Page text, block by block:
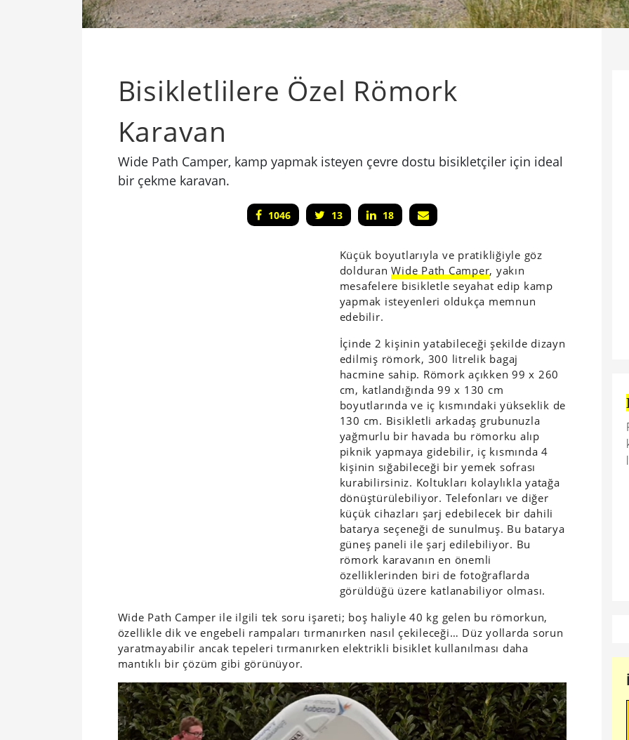
​Bisikletlilere Özel Römork
Karavan
Wide Path Camper, kamp yapmak isteyen çevre dostu bisikletçiler için ideal
bir çekme karavan.
1046 13 18
Küçük boyutlarıyla ve pratikliğiyle göz
dolduranWide Path Camper, yakın
mesafelere bisikletle seyahat edip kamp
yapmak isteyenleri oldukça memnun
edebilir.
İçinde 2 kişinin yatabileceği şekilde dizayn
edilmiş römork, 300 litrelik bagaj
hacmine sahip. Römork açıkken 99 x 260
cm, katlandığında 99 x 130 cm
boyutlarında ve iç kısmındaki yükseklik de
130 cm. Bisikletli arkadaş grubunuzla
yağmurlu bir havada bu römorku alıp
piknik yapmaya gidebilir, iç kısmında 4
kişinin sığabileceği bir yemek sofrası
kurabilirsiniz. Koltukları kolaylıkla yatağa
dönüştürülebiliyor. Telefonları ve diğer
küçük cihazları şarj edebilecek bir dahili
batarya seçeneği de sunulmuş. Bu batarya
güneş paneli ile şarj edilebiliyor. Bu
römork karavanın en önemli
özelliklerinden biri de fotoğraflarda
görüldüğü üzere katlanabiliyor olması.
Wide Path Camper ile ilgili tek soru işareti; boş haliyle 40 kg gelen bu römorkun,
özellikle dik ve engebeli rampaları tırmanırken nasıl çekileceği… Düz yollarda sorun
yaratmayabilir ancak tepeleri tırmanırken elektrikli bisiklet kullanılması daha
mantıklı bir çözüm gibi görünüyor.